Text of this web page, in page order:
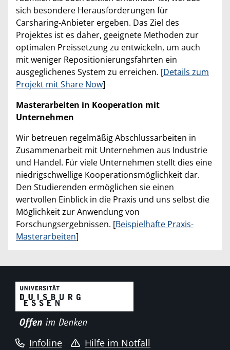
sich besondere Herausforderungen für
Carsharing-Anbieter ergeben. Das Ziel des
Projektes ist es daher, geeignete Methoden zur
optimalen Preissetzung zu entwickeln, um auch
mit weniger Repositionierungsfahrten ein
ausgeglichenes System zu erreichen. [Details zum
Projekt mit Share Now]
Masterarbeiten in Kooperation mit
Unternehmen
Wir betreuen regelmäßig Abschlussarbeiten in
Zusammenarbeit mit Unternehmen aus Industrie
und Handel. Für viele Unternehmen stellt dies eine
niedrigschwellige Kooperationsmöglichkeit dar.
Den Studierenden ermöglichen sie einen
wertvollen Einblick in die Praxis und uns selbst die
Möglichkeit zur Anwendung von
Forschungsergebnissen. [Beispielhafte Praxis-
Masterarbeiten]
Infoline Hilfe im Notfall